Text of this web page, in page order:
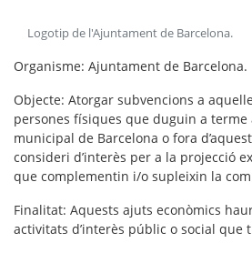
Logotip de l'Ajuntament de Barcelona.
Organisme: Ajuntament de Barcelona.
Objecte: Atorgar subvencions a
persones físiques que duguin a
municipal de Barcelona o fora
consideri d’interès per a la projecció
que complementin i/o supleixin la
Finalitat: Aquests ajuts econòmics
activitats d’interès públic o social